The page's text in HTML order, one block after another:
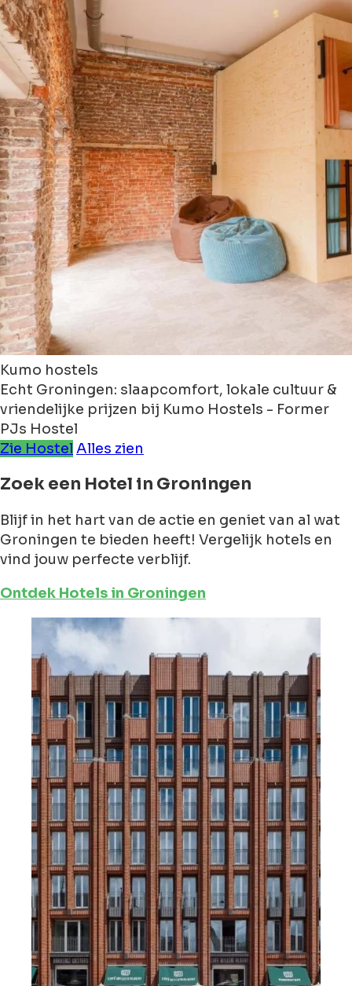
Kumo hostels
Echt Groningen: slaapcomfort, lokale cultuur &
vriendelijke prijzen bij Kumo Hostels - Former
PJs Hostel
Zie Hostel Alles zien
Zoek een Hotel in Groningen
Blijf in het hart van de actie en geniet van al wat
Groningen te bieden heeft! Vergelijk hotels en
vind jouw perfecte verblijf.
Ontdek Hotels in Groningen